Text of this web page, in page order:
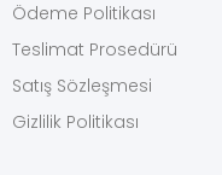
Ödeme Politikası
Teslimat Prosedürü
Satış Sözleşmesi
Gizlilik Politikası